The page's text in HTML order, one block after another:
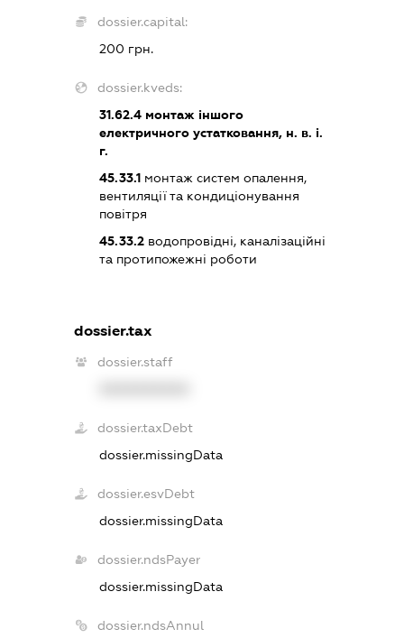
dossier.capital:
200 грн.
dossier.kveds:
31.62.4 монтаж іншого
електричного устатковання, н. в. і.
г.
45.33.1 монтаж систем опалення,
вентиляції та кондиціонування
повітря
45.33.2 водопровідні, каналізаційні
та протипожежні роботи
dossier.tax
dossier.staff
dossier.taxDebt
dossier.missingData
dossier.esvDebt
dossier.missingData
dossier.ndsPayer
dossier.missingData
dossier.ndsAnnul